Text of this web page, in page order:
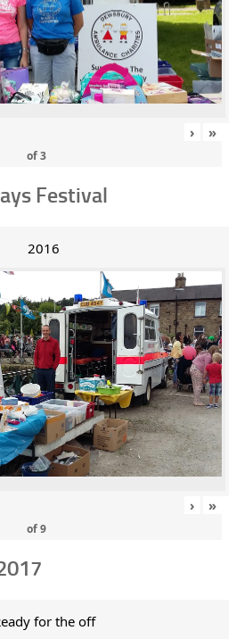
of3
› »
Festival
2016
of9
› »
for the off